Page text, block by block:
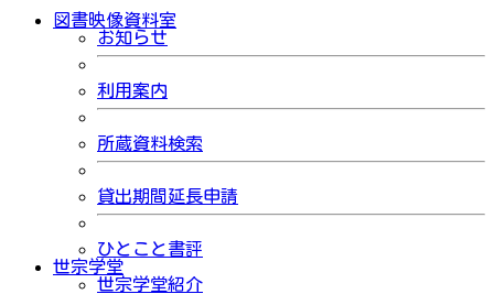
図書映像資料室
お知らせ
利用案内
所蔵資料検索
貸出期間延長申請
ひとこと書評
世宗学堂
世宗学堂紹介